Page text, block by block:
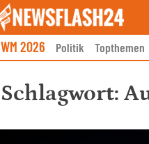
WM 2026 Politik Topthemen
Schlagwort: